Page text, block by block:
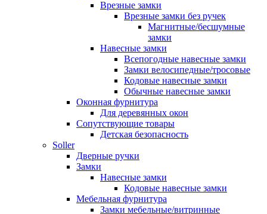
Врезные замки
Врезные замки без ручек
Магнитные/бесшумные
замки
Навесные замки
Всепогодные навесные замки
Замки велосипедные/тросовые
Кодовые навесные замки
Обычные навесные замки
Оконная фурнитура
Для деревянных окон
Сопутствующие товары
Детская безопасность
Soller
Дверные ручки
Замки
Навесные замки
Кодовые навесные замки
Мебельная фурнитура
Замки мебельные/витринные